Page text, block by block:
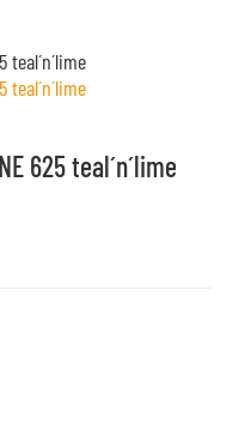
625 teal´n´lime